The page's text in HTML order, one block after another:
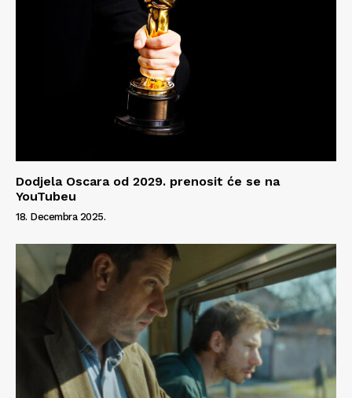
Dodjela Oscara od 2029. prenosit će se na
YouTubeu
18. Decembra 2025.